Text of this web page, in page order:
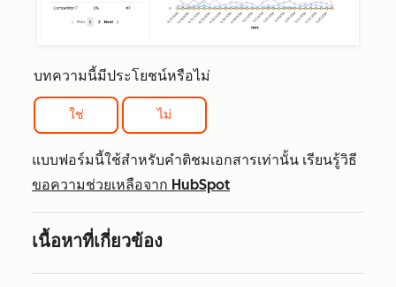
บทความนี้มีประโยชน์หรือไม่
ใช่ ไม่
แบบฟอร์มนี้ใช้สำหรับคำติชมเอกสารเท่านั้น เรียนรู้วิธี
ขอความช่วยเหลือจาก HubSpot
เนื้อหาที่เกี่ยวข้อง